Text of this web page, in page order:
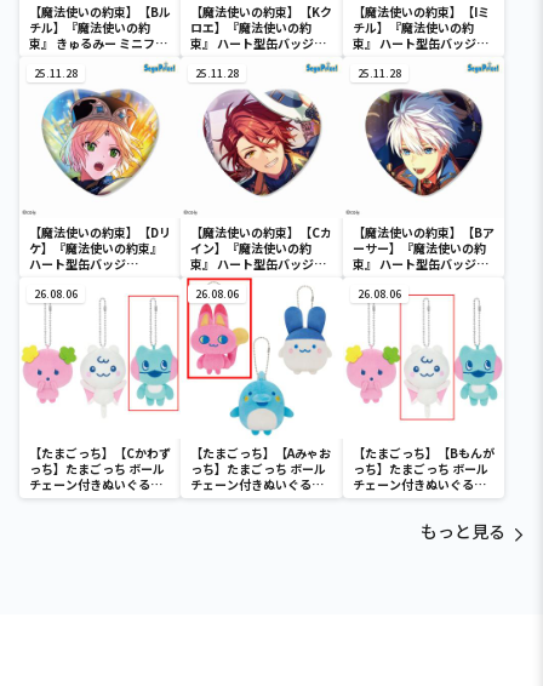
【魔法使いの約束】【Bル
チル】『魔法使いの約
束』 きゅるみー ミニフィ
ギュア“ミスラ＆ルチル”
【魔法使いの約束】【Kク
ロエ】『魔法使いの約
束』 ハート型缶バッジ
【魔法使いの約束】【Iミ
チル】『魔法使いの約
束』 ハート型缶バッジ
25.11.28
【魔法使いの約束】【Dリ
ケ】『魔法使いの約束』
ハート型缶バッジ
25.11.28
【魔法使いの約束】【Cカ
イン】『魔法使いの約
束』 ハート型缶バッジ
Vol.1（EX）
25.11.28
【魔法使いの約束】【Bア
ーサー】『魔法使いの約
束』 ハート型缶バッジ
26.08.06
【たまごっち】【Cかわず
っち】たまごっち ボール
チェーン付きぬいぐるみ
～Tamagotchi
26.08.06
【たまごっち】【Aみゃお
っち】たまごっち ボール
チェーン付きぬいぐるみ
～Tamagotchi
26.08.06
【たまごっち】【Bもんが
っち】たまごっち ボール
チェーン付きぬいぐるみ
～Tamagotchi
もっと見る